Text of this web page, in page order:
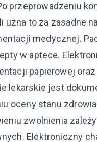
przeprowadzeniu
to za zasadne
medycznej.
w aptece.
papierowej
lekarskie jest
oceny stanu
zwolnienia
Elektroniczny